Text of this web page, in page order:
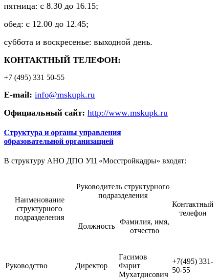
пятница: с 8.30 до 16.15;
обед: с 12.00 до 12.45;
суббота и воскресенье: выходной день.
КОНТАКТНЫЙ ТЕЛЕФОН:
+7 (495) 331 50-55
E-mail: info@mskupk.ru
Официальный сайт: http://www.mskupk.ru
Структура и органы управления
образовательной организацией
В структуру АНО ДПО УЦ «Мосстройкадры» входят:
Наименование
структурного
подразделения
Руководитель структурного
подразделения
Контактный
телефон
Должность
Фамилия, имя,
отчество
Руководство Директор
Гасимов
Фарит
Мухатдисович
+7(495) 331-
50-55